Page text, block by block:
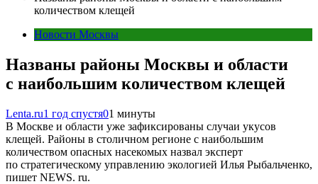
количеством клещей
Новости Москвы
Названы районы Москвы и области
с наибольшим количеством клещей
Lenta.ru1 год спустя01 минуты
В Москве и области уже зафиксированы случаи укусов
клещей. Районы в столичном регионе с наибольшим
количеством опасных насекомых назвал эксперт
по стратегическому управлению экологией Илья Рыбальченко,
пишет NEWS. ru.